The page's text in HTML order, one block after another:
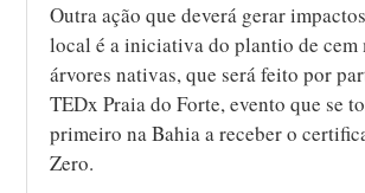
Outra ação que deverá gerar
local é a iniciativa do plantio de cem
árvores nativas, que será feito por
TEDx Praia do Forte, evento que se
primeiro na Bahia a receber o
Zero.